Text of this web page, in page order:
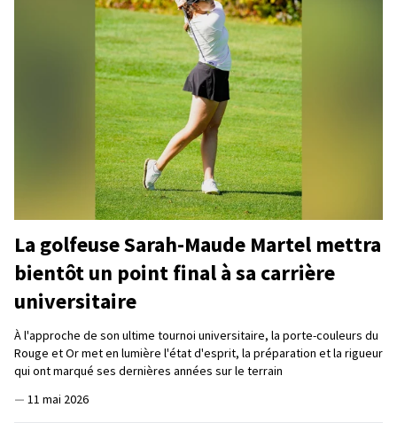
La golfeuse Sarah-Maude Martel mettra
bientôt un point final à sa carrière
universitaire
À l'approche de son ultime tournoi universitaire, la porte-couleurs du
Rouge et Or met en lumière l'état d'esprit, la préparation et la rigueur
qui ont marqué ses dernières années sur le terrain
— 11 mai 2026